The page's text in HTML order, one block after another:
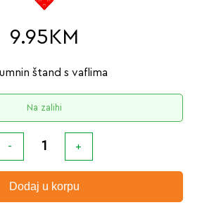
9.95 KM
štand s vaflima
Na zalihi
Dodaj u korpu